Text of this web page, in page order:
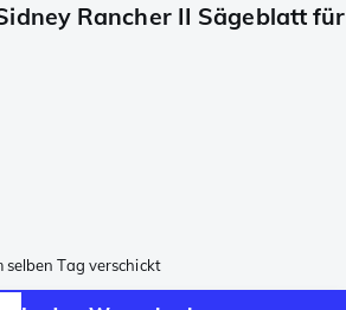
Rancher II Sägeblatt für
Tag verschickt